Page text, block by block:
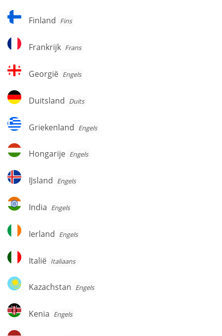
Finland
Finland Fins
Frankrijk
Frankrijk Frans
Georgië
Georgië Engels
Duitsland
Duitsland Duits
Griekenland
Griekenland Engels
Hongarije
Hongarije Engels
IJsland
IJsland Engels
India
India Engels
Ierland
Ierland Engels
Italië
Italië Italiaans
Kazachstan
Kazachstan Engels
Kenia
Kenia Engels